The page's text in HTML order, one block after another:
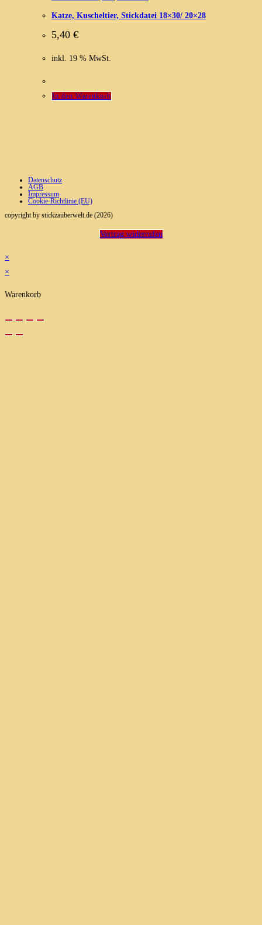
Katze, Kuscheltier, Stickdatei 18×30/ 20×28
5,40 €
inkl. 19 % MwSt.
In den Warenkorb
Datenschutz
AGB
Impressum
Cookie-Richtlinie (EU)
copyright by stickzauberwelt.de (2026)
Vertrag widerrufen
×
×
Warenkorb